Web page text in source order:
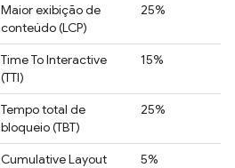
Maior exibição de
conteúdo (LCP)
25%
Time To Interactive
(TTI)
15%
Tempo total de
bloqueio (TBT)
25%
Cumulative Layout
5%